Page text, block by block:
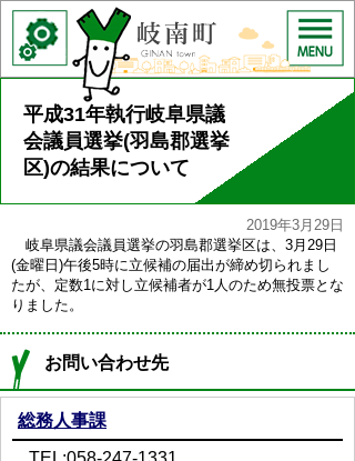
平成31年執行岐阜県議
会議員選挙(羽島郡選挙
区)の結果について
2019年3月29日
岐阜県議会議員選挙の羽島郡選挙区は、3月29日
(金曜日)午後5時に立候補の届出が締め切られまし
たが、定数1に対し立候補者が1人のため無投票とな
りました。
お問い合わせ先
総務人事課